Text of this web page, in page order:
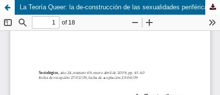
La Teoría Queer: la de-construcción de las sexualidades periféricas